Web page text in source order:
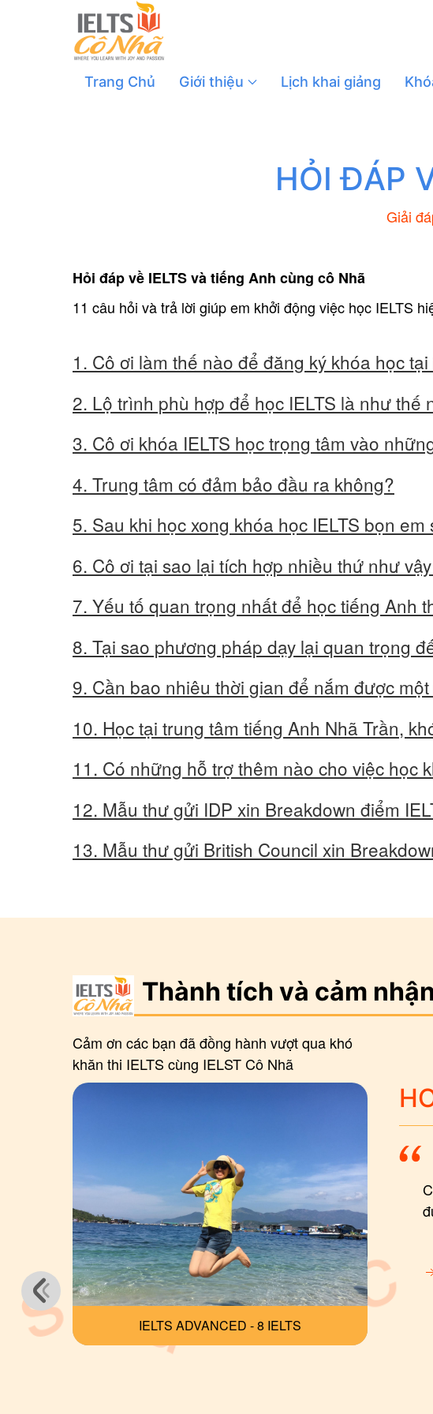
Trang Chủ Giới thiệu Lịch khai giảng
HỎI ĐÁP
Giải
Hỏi đáp về IELTS và tiếng Anh cùng cô Nhã
11 câu hỏi và trả lời giúp em khởi động việc học IELTS
1. Cô ơi làm thế nào để đăng ký khóa học
2. Lộ trình phù hợp để học IELTS là như thế
3. Cô ơi khóa IELTS học trọng tâm vào
4. Trung tâm có đảm bảo đầu ra không?
5. Sau khi học xong khóa học IELTS bọn
6. Cô ơi tại sao lại tích hợp nhiều thứ như
7. Yếu tố quan trọng nhất để học tiếng Anh
8. Tại sao phương pháp dạy lại quan trọng
9. Cần bao nhiêu thời gian để nắm được
10. Học tại trung tâm tiếng Anh Nhã Trần,
11. Có những hỗ trợ thêm nào cho việc học
12. Mẫu thư gửi IDP xin Breakdown điểm
13. Mẫu thư gửi British Council xin
Thành tích và cảm
Cảm ơn các bạn đã đồng hành vượt qua khó
khăn thi IELTS cùng IELST Cô Nhã
IELTS ADVANCED - 8 IELTS